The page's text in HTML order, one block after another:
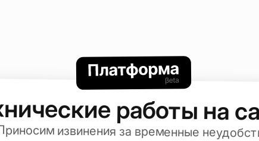
работы на
извинения за временные